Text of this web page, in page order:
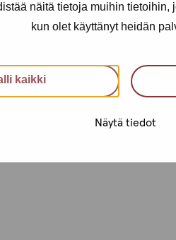
näitä tietoja muihin tietoihin,
kun olet käyttänyt heidän
kaikki
Näytä tiedot